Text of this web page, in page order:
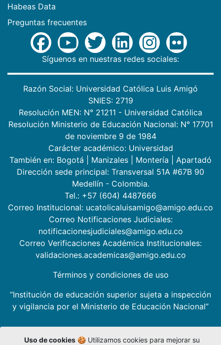
Habeas Data
Preguntas frecuentes
Síguenos en nuestras redes sociales:
Razón Social: Universidad Católica Luis Amigó
SNIES: 2719
Resolución MEN: N° 21211 - Universidad Católica
Resolución Ministerio de Educación Nacional: N° 17701
de noviembre 9 de 1984
Carácter académico: Universidad
También en: Bogotá Manizales Montería
Apartadó
Dirección sede principal: Transversal 51A #67B 90
Medellín - Colombia.
Tel.: +57 (604) 4487666
Correo Institucional: ucatolicaluisamigo@amigo.edu.co
Correo Notificaciones Judiciales:
notificacionesjudiciales@amigo.edu.co
Correo Verificaciones Académica Institucionales:
validaciones.academicas@amigo.edu.co
Términos y condiciones de uso
“Institución de educación superior sujeta a inspección
y vigilancia por el Ministerio de Educación Nacional”
Uso de cookies🍪 Utilizamos cookies para mejorar su